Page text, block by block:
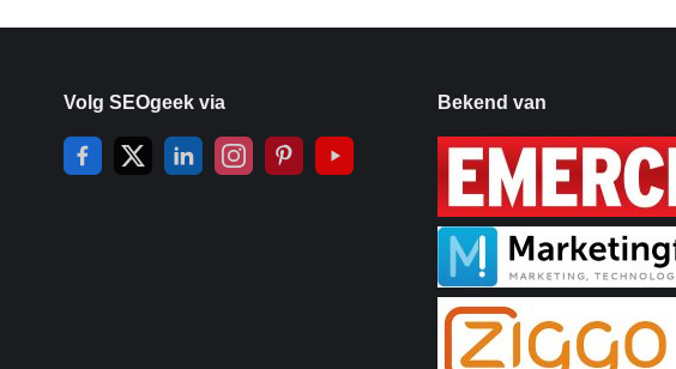
Volg SEOgeek via Bekend van